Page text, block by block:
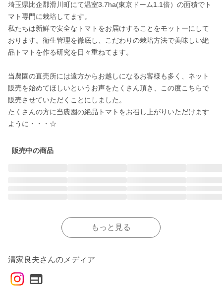
埼玉県比企郡滑川町にて温室3.7ha(東京ドーム1.1倍）の面積でト
マト専門に栽培してます。
私たちは新鮮で安全なトマトをお届けすることをモットーにして
おります。衛生管理を徹底し、こだわりの栽培方法で美味しい絶
品トマトを作る研究を日々重ねてます。
当農園の直売所には遠方からお越しになるお客様も多く、ネット
販売を始めてほしいというお声をたくさん頂き、この度こちらで
販売させていただくことにしました。
たくさんの方に当農園の絶品トマトをお召し上がりいただけます
ように・・・☆
販売中の商品
もっと見る
清家良夫さんのメディア